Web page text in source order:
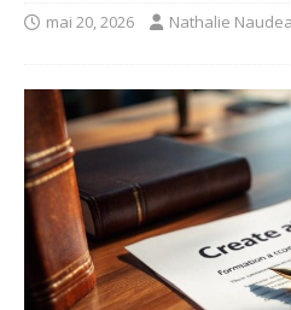
mai 20, 2026 Nathalie